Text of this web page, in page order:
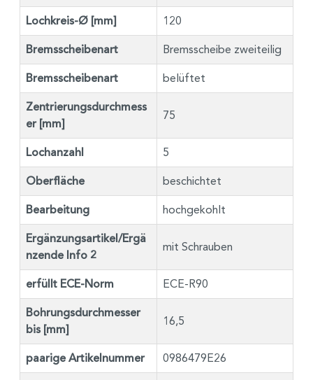
Lochkreis-Ø [mm] 120
Bremsscheibenart Bremsscheibe zweiteilig
Bremsscheibenart belüftet
Zentrierungsdurchmess
er [mm]
75
Lochanzahl 5
Oberfläche beschichtet
Bearbeitung hochgekohlt
Ergänzungsartikel/Ergä
nzende Info 2
mit Schrauben
erfüllt ECE-Norm ECE-R90
Bohrungsdurchmesser
bis [mm]
16,5
paarige Artikelnummer 0986479E26